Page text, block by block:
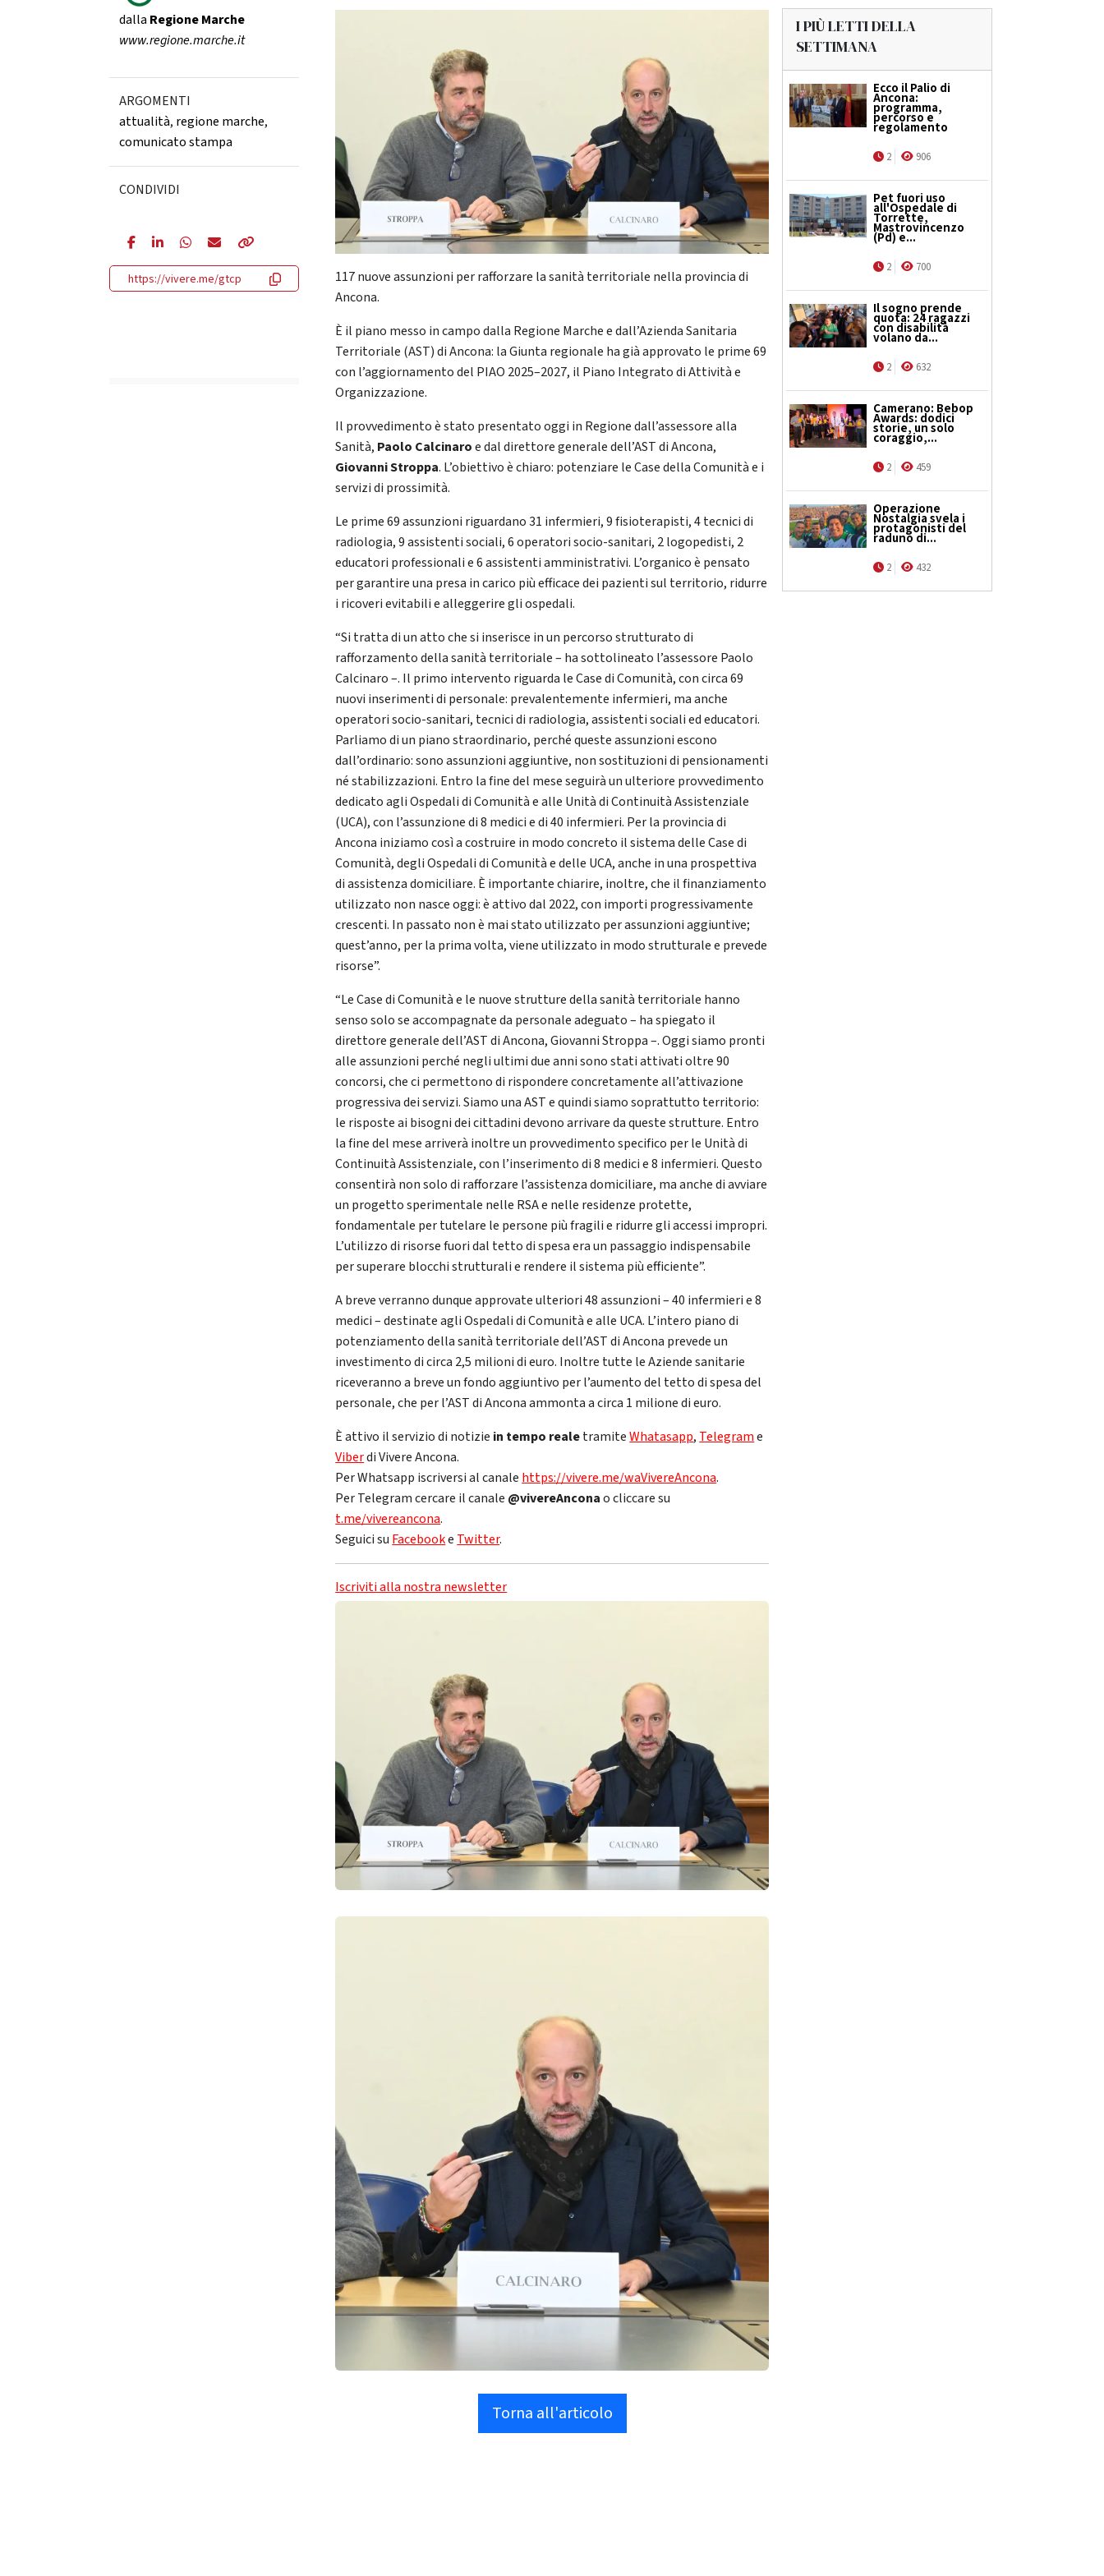
dalla Regione Marche
www.regione.marche.it
ARGOMENTI
attualità, regione marche,
comunicato stampa
CONDIVIDI
https://vivere.me/gtcp
117 nuove assunzioni per rafforzare la sanità territoriale nella provincia di
Ancona.
È il piano messo in campo dalla Regione Marche e dall’Azienda Sanitaria
Territoriale (AST) di Ancona: la Giunta regionale ha già approvato le prime 69
con l’aggiornamento del PIAO 2025–2027, il Piano Integrato di Attività e
Organizzazione.
Il provvedimento è stato presentato oggi in Regione dall’assessore alla
Sanità, Paolo Calcinaroe dal direttore generale dell’AST di Ancona,
Giovanni Stroppa. L’obiettivo è chiaro: potenziare le Case della Comunità e i
servizi di prossimità.
Le prime 69 assunzioni riguardano 31 infermieri, 9 fisioterapisti, 4 tecnici di
radiologia, 9 assistenti sociali, 6 operatori socio-sanitari, 2 logopedisti, 2
educatori professionali e 6 assistenti amministrativi. L’organico è pensato
per garantire una presa in carico più efficace dei pazienti sul territorio, ridurre
i ricoveri evitabili e alleggerire gli ospedali.
“Si tratta di un atto che si inserisce in un percorso strutturato di
rafforzamento della sanità territoriale – ha sottolineato l’assessore Paolo
Calcinaro –. Il primo intervento riguarda le Case di Comunità, con circa 69
nuovi inserimenti di personale: prevalentemente infermieri, ma anche
operatori socio-sanitari, tecnici di radiologia, assistenti sociali ed educatori.
Parliamo di un piano straordinario, perché queste assunzioni escono
dall’ordinario: sono assunzioni aggiuntive, non sostituzioni di pensionamenti
né stabilizzazioni. Entro la fine del mese seguirà un ulteriore provvedimento
dedicato agli Ospedali di Comunità e alle Unità di Continuità Assistenziale
(UCA), con l’assunzione di 8 medici e di 40 infermieri. Per la provincia di
Ancona iniziamo così a costruire in modo concreto il sistema delle Case di
Comunità, degli Ospedali di Comunità e delle UCA, anche in una prospettiva
di assistenza domiciliare. È importante chiarire, inoltre, che il finanziamento
utilizzato non nasce oggi: è attivo dal 2022, con importi progressivamente
crescenti. In passato non è mai stato utilizzato per assunzioni aggiuntive;
quest’anno, per la prima volta, viene utilizzato in modo strutturale e prevede
risorse”.
“Le Case di Comunità e le nuove strutture della sanità territoriale hanno
senso solo se accompagnate da personale adeguato – ha spiegato il
direttore generale dell’AST di Ancona, Giovanni Stroppa –. Oggi siamo pronti
alle assunzioni perché negli ultimi due anni sono stati attivati oltre 90
concorsi, che ci permettono di rispondere concretamente all’attivazione
progressiva dei servizi. Siamo una AST e quindi siamo soprattutto territorio:
le risposte ai bisogni dei cittadini devono arrivare da queste strutture. Entro
la fine del mese arriverà inoltre un provvedimento specifico per le Unità di
Continuità Assistenziale, con l’inserimento di 8 medici e 8 infermieri. Questo
consentirà non solo di rafforzare l’assistenza domiciliare, ma anche di avviare
un progetto sperimentale nelle RSA e nelle residenze protette,
fondamentale per tutelare le persone più fragili e ridurre gli accessi impropri.
L’utilizzo di risorse fuori dal tetto di spesa era un passaggio indispensabile
per superare blocchi strutturali e rendere il sistema più efficiente”.
A breve verranno dunque approvate ulteriori 48 assunzioni – 40 infermieri e 8
medici – destinate agli Ospedali di Comunità e alle UCA. L’intero piano di
potenziamento della sanità territoriale dell’AST di Ancona prevede un
investimento di circa 2,5 milioni di euro. Inoltre tutte le Aziende sanitarie
riceveranno a breve un fondo aggiuntivo per l’aumento del tetto di spesa del
personale, che per l’AST di Ancona ammonta a circa 1 milione di euro.
È attivo il servizio di notizie in tempo realetramiteWhatasapp, Telegrame
Viberdi Vivere Ancona.
Per Whatsapp iscriversi al canale https://vivere.me/waVivereAncona.
Per Telegram cercare il canale @vivereAnconao cliccare su
t.me/vivereancona.
Seguici su Facebooke Twitter.
Iscriviti alla nostra newsletter
Torna all'articolo
I PIÙ LETTI DELLA
SETTIMANA
Ecco il Palio di
Ancona:
programma,
percorso e
regolamento
2 906
Pet fuori uso
all'Ospedale di
Torrette,
Mastrovincenzo
(Pd) e...
2 700
Il sogno prende
quota: 24 ragazzi
con disabilità
volano da...
2 632
Camerano: Bebop
Awards: dodici
storie, un solo
coraggio,...
2 459
Operazione
Nostalgia svela i
protagonisti del
raduno di...
2 432